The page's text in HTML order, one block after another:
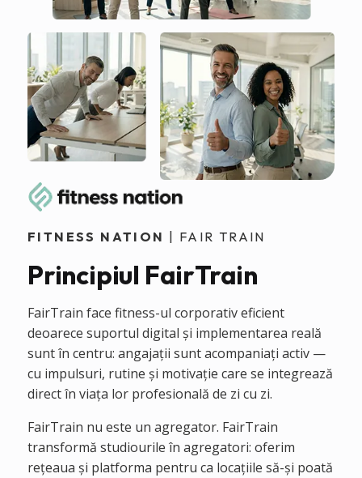
FITNESS NATION | FAIR TRAIN
Principiul FairTrain
FairTrain face fitness-ul corporativ eficient
deoarece suportul digital și implementarea reală
sunt în centru: angajații sunt acompaniați activ —
cu impulsuri, rutine și motivație care se integrează
direct în viața lor profesională de zi cu zi.
FairTrain nu este un agregator. FairTrain
transformă studiourile în agregatori: oferim
rețeaua și platforma pentru ca locațiile să-și poată